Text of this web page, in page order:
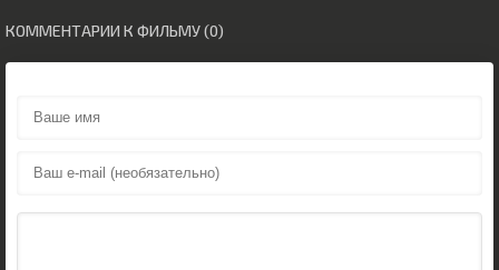
КОММЕНТАРИИ К ФИЛЬМУ (0)